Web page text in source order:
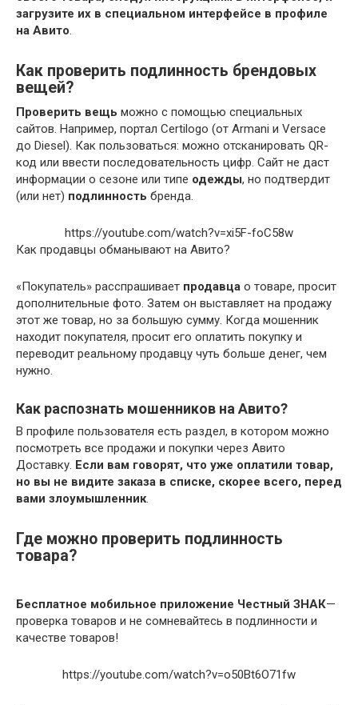
загрузите их в специальном интерфейсе в профиле
на Авито.
Как проверить подлинность брендовых
вещей?
Проверить вещь можно с помощью специальных
сайтов. Например, портал Certilogo (от Armani и Versace
до Diesel). Как пользоваться: можно отсканировать QR-
код или ввести последовательность цифр. Сайт не даст
информации о сезоне или типе одежды, но подтвердит
(или нет) подлинность бренда.
https://youtube.com/watch?v=xi5F-foC58w
Как продавцы обманывают на Авито?
«Покупатель» расспрашивает продавца о товаре, просит
дополнительные фото. Затем он выставляет на продажу
этот же товар, но за большую сумму. Когда мошенник
находит покупателя, просит его оплатить покупку и
переводит реальному продавцу чуть больше денег, чем
нужно.
Как распознать мошенников на Авито?
В профиле пользователя есть раздел, в котором можно
посмотреть все продажи и покупки через Авито
Доставку. Если вам говорят, что уже оплатили товар,
но вы не видите заказа в списке, скорее всего, перед
вами злоумышленник.
Где можно проверить подлинность
товара?
Бесплатное мобильное приложение Честный ЗНАК—
проверка товаров и не сомневайтесь в подлинности и
качестве товаров!
https://youtube.com/watch?v=o50Bt6O71fw